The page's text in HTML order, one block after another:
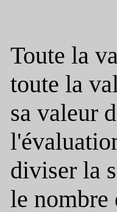
Toute la
toute la
sa valeur
diviser la
le nombre